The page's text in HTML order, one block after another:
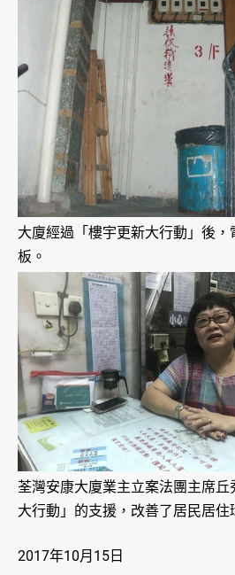
大廈經過「樓宇更新大行動」後，
板。
荃灣安康大廈業主立案法團主席
大行動」的支援，改善了居民居住
2017年10月15日